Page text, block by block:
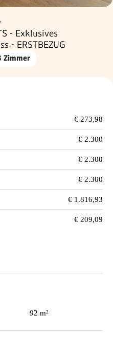
- Exklusives
- ERSTBEZUG
Zimmer
€ 273,98
€ 2.300
€ 2.300
€ 2.300
€ 1.816,93
€ 209,09
92 m²